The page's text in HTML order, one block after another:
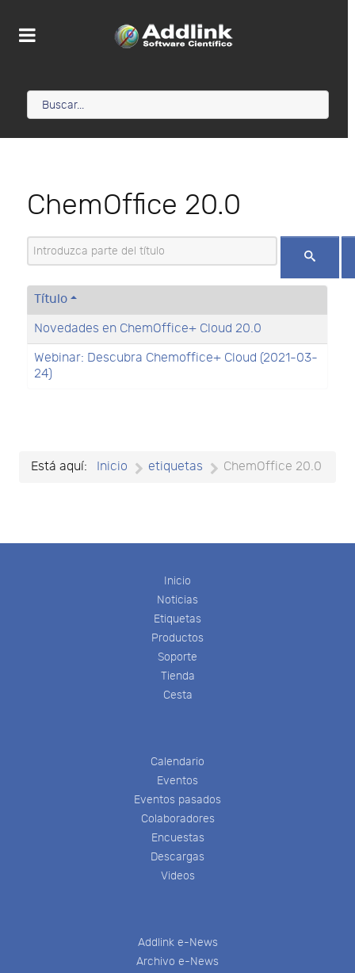
ChemOffice 20.0
Introduzca parte del título
Título
Novedades en ChemOffice+ Cloud 20.0
Webinar: Descubra Chemoffice+ Cloud (2021-03-
24)
Está aquí: Inicio etiquetas ChemOffice 20.0
Inicio
Noticias
Etiquetas
Productos
Soporte
Tienda
Cesta
Calendario
Eventos
Eventos pasados
Colaboradores
Encuestas
Descargas
Videos
Addlink e-News
Archivo e-News